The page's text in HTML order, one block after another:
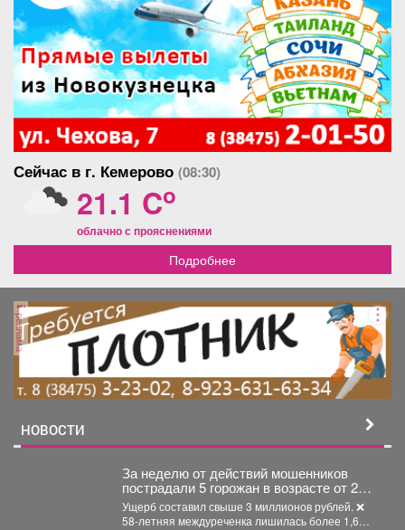
Сейчас в г. Кемерово (08:30)
21.1 Co
облачно с прояснениями
Подробнее
реклама
НОВОСТИ
За неделю от действий мошенников
пострадали 5 горожан в возрасте от 24
до 58 лет.
Ущерб составил свыше 3 миллионов рублей. ❌
58-летняя междуреченка лишилась более 1,6